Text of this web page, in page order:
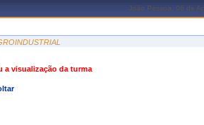
João Pessoa, 06 de
a visualização da turma